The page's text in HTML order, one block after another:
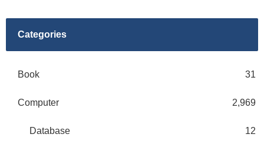
Categories
Book 31
Computer 2,969
Database 12